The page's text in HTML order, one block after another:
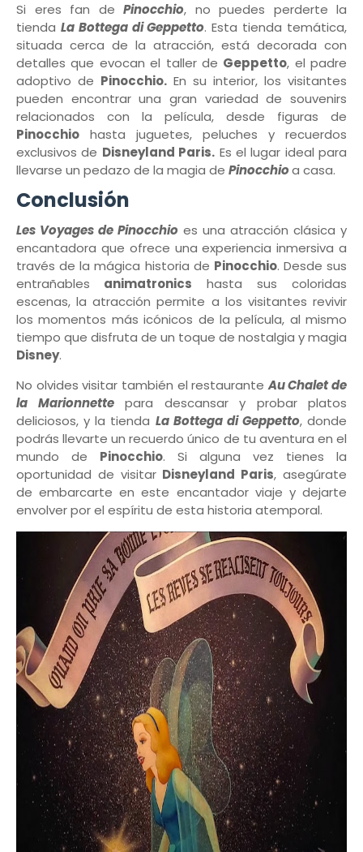
Si eres fan de Pinocchio, no puedes perderte la
tienda La Bottega di Geppetto. Esta tienda temática,
situada cerca de la atracción, está decorada con
detalles que evocan el taller de Geppetto, el padre
adoptivo de Pinocchio. En su interior, los visitantes
pueden encontrar una gran variedad de souvenirs
relacionados con la película, desde figuras de
Pinocchio hasta juguetes, peluches y recuerdos
exclusivos de Disneyland Paris. Es el lugar ideal para
llevarse un pedazo de la magia de Pinocchioa casa.
Conclusión
Les Voyages de Pinocchio es una atracción clásica y
encantadora que ofrece una experiencia inmersiva a
través de la mágica historia de Pinocchio. Desde sus
entrañables animatronics hasta sus coloridas
escenas, la atracción permite a los visitantes revivir
los momentos más icónicos de la película, al mismo
tiempo que disfruta de un toque de nostalgia y magia
Disney.
No olvides visitar también el restauranteAu Chalet de
la Marionnettepara descansar y probar platos
deliciosos, y la tienda La Bottega di Geppetto, donde
podrás llevarte un recuerdo único de tu aventura en el
mundo de Pinocchio. Si alguna vez tienes la
oportunidad de visitar Disneyland Paris, asegúrate
de embarcarte en este encantador viaje y dejarte
envolver por el espíritu de esta historia atemporal.